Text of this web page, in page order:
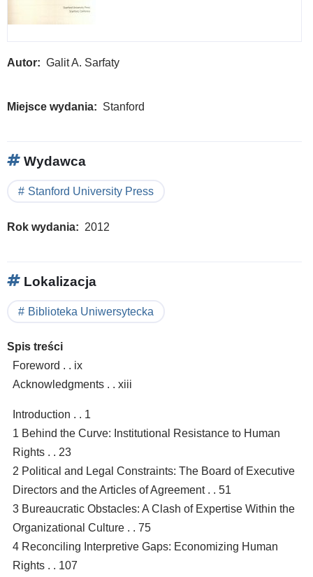
Autor Galit A. Sarfaty
Miejsce wydania Stanford
Wydawca
Stanford University Press
Rok wydania 2012
Lokalizacja
Biblioteka Uniwersytecka
Spis treści
Foreword . . ix
Acknowledgments . . xiii
Introduction . . 1
1 Behind the Curve: Institutional Resistance to Human
Rights . . 23
2 Political and Legal Constraints: The Board of Executive
Directors and the Articles of Agreement . . 51
3 Bureaucratic Obstacles: A Clash of Expertise Within the
Organizational Culture . . 75
4 Reconciling Interpretive Gaps: Economizing Human
Rights . . 107